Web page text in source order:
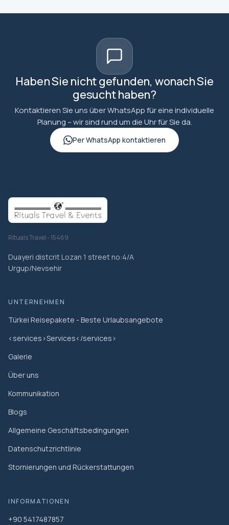
Haben Sie nicht gefunden, wonach Sie
gesucht haben?
Kontaktieren Sie uns über WhatsApp für eine individuelle
Planung – wir sind rund um die Uhr für Sie da.
Per WhatsApp kontaktieren
Rituals Travel - 15469
Duayeri distcrit Lozan 1 street no:4/A
Urgup/Nevsehir
UNTERNEHMEN
Türkei Reisepakete - Beste Urlaubsangebote
<services>Services</services>
Galerie
Über uns
Kommunikation
Blogs
Allgemeine Geschäftsbedingungen
Datenschutzrichtlinie
Stornierungen und Rückerstattungen
INFORMATIONEN
+90 5417487857